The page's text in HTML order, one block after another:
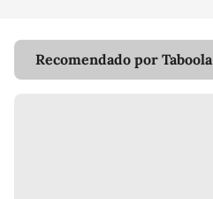
Recomendado por Taboola